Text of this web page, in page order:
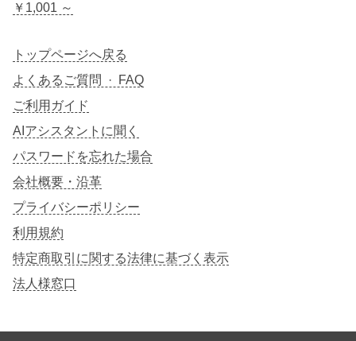
￥1,001 ～
トップページへ戻る
よくあるご質問 · FAQ
ご利用ガイド
AIアシスタントに聞く
パスワードを忘れた場合
会社概要・沿革
プライバシーポリシー
利用規約
特定商取引に関する法律に基づく表示
法人様窓口